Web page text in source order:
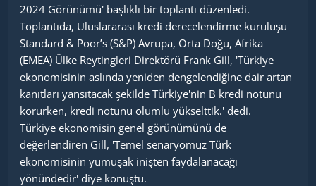
2024 Görünümü' başlıklı bir toplantı düzenledi.
Toplantıda, Uluslararası kredi derecelendirme kuruluşu
Standard & Poor’s (S&P) Avrupa, Orta Doğu, Afrika
(EMEA) Ülke Reytingleri Direktörü Frank Gill, 'Türkiye
ekonomisinin aslında yeniden dengelendiğine dair artan
kanıtları yansıtacak şekilde Türkiye'nin B kredi notunu
korurken, kredi notunu olumlu yükselttik.' dedi.
Türkiye ekonomisin genel görünümünü de
değerlendiren Gill, 'Temel senaryomuz Türk
ekonomisinin yumuşak inişten faydalanacağı
yönündedir' diye konuştu.